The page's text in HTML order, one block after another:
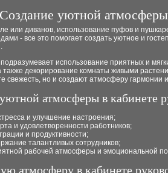
Создание уютной атмосферы
или диванов, использование пуфов и
- все это помогает создать уютное и
использование приятных и
декорирование комнаты живыми
свежесть, но и создают атмосферу гармонии
атмосферы в кабинете
и улучшение настроения;
и удовлетворенности работников;
и продуктивности;
талантливых сотрудников;
рабочей атмосферы и эмоциональной
атмосферу в кабинете